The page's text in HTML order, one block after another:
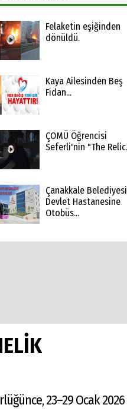
Felaketin eşiğinden
dönüldü.
Kaya Ailesinden Beş
Fidan...
ÇOMÜ Öğrencisi
Seferli'nin "The
Çanakkale
Devlet Hastanesine
Otobüs...
23–29 Ocak 2026